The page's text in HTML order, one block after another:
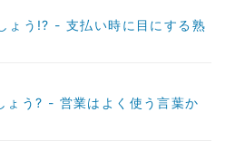
ょう!? - 支払い時に目にする熟
ょう? - 営業はよく使う言葉か